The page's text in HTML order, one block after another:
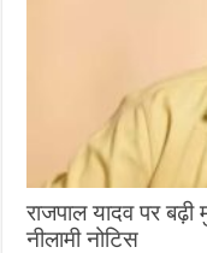
राजपाल यादव पर
नीलामी नोटिस